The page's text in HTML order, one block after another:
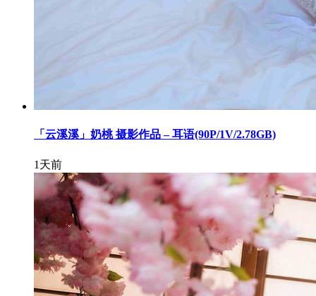
「云溪溪」奶桃 摄影作品 – 耳语(90P/1V/2.78GB)
1天前